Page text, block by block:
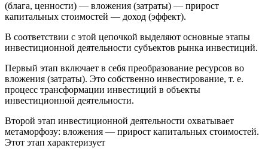
(блага, ценности) — вложения (затраты) — прирост
капитальных стоимостей — доход (эффект).
В соответствии с этой цепочкой выделяют основные этапы
инвестиционной деятельности субъектов рынка инвестиций.
Первый этап включает в себя преобразование ресурсов во
вложения (затраты). Это собственно инвестирование, т. е.
процесс трансформации инвестиций в объекты
инвестиционной деятельности.
Второй этап инвестиционной деятельности охватывает
метаморфозу: вложения — прирост капитальных стоимостей.
Этот этап характеризует